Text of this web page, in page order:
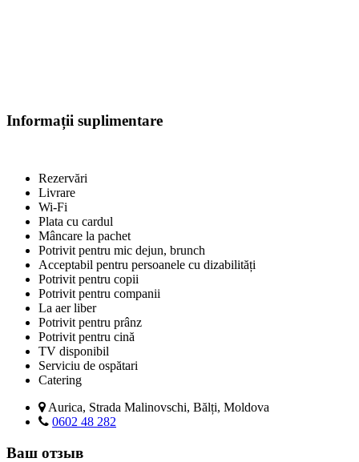
Informații suplimentare
Rezervări
Livrare
Wi-Fi
Plata cu cardul
Mâncare la pachet
Potrivit pentru mic dejun, brunch
Acceptabil pentru persoanele cu dizabilități
Potrivit pentru copii
Potrivit pentru companii
La aer liber
Potrivit pentru prânz
Potrivit pentru cină
TV disponibil
Serviciu de ospătari
Catering
Aurica, Strada Malinovschi, Bălți, Moldova
0602 48 282
Ваш отзыв